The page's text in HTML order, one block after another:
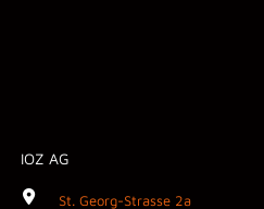
IOZ AG
St. Georg-Strasse 2a